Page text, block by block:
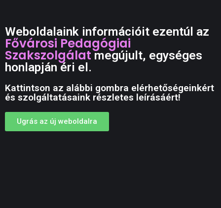
Weboldalaink információit ezentúl az
Fővárosi Pedagógiai
Szakszolgálatmegújult, egységes
honlapján éri el.
Kattintson az alábbi gombra elérhetőségeinkért
és szolgáltatásaink részletes leírásáért!
Ugrás az új weboldalra